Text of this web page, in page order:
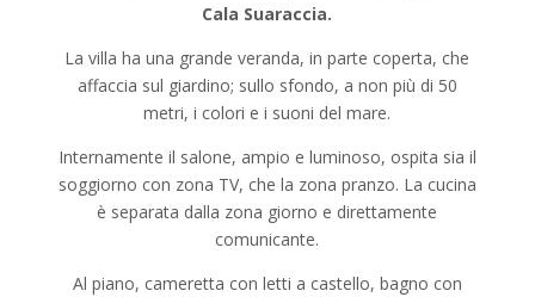
Cala Suaraccia.
La villa ha una grande veranda, in parte coperta, che
affaccia sul giardino; sullo sfondo, a non più di 50
metri, i colori e i suoni del mare.
Internamente il salone, ampio e luminoso, ospita sia il
soggiorno con zona TV, che la zona pranzo. La cucina
è separata dalla zona giorno e direttamente
comunicante.
Al piano, cameretta con letti a castello, bagno con